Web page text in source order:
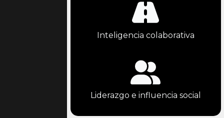
Inteligencia colaborativa
Liderazgo e influencia social